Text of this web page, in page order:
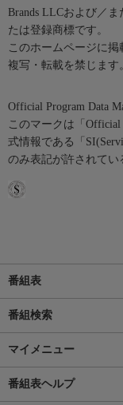
Brands LLCおよび／
たは登録商標です。
このホームページに
複写・転載を禁じます
Official Program Data
このマークは「
式情報である「
のみ表記が許されてい
番組表
番組検索
マイメニュー
番組表ヘルプ